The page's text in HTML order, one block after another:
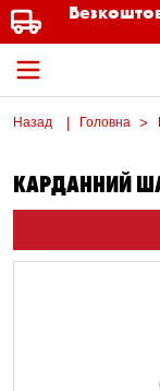
Назад Головна
КАРДАННИЙ